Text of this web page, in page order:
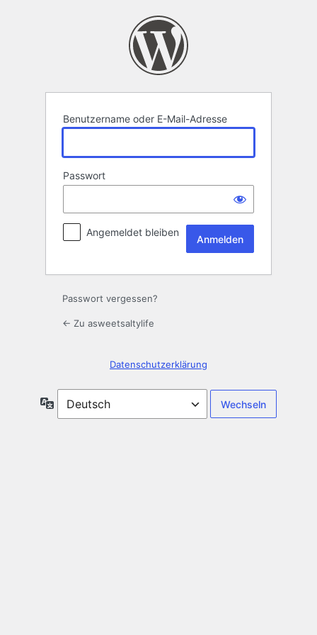
Benutzername oder E-Mail-Adresse
Passwort
Angemeldet bleiben
Passwort vergessen?
← Zu asweetsaltylife
Datenschutzerklärung
Sprache